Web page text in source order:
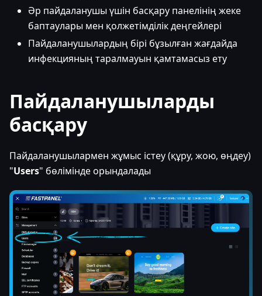
Әр пайдаланушы үшін басқару панелінің жеке
баптаулары мен қолжетімділік деңгейлері
Пайдаланушылардың бірі бұзылған жағдайда
инфекцияның таралмауын қамтамасыз ету
Пайдаланушыларды
басқару
Пайдаланушылармен жұмыс істеу (құру, жою, өңдеу)
"Users" бөлімінде орындалады